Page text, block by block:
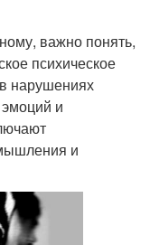
важно понять,
психическое
нарушениях
и
и